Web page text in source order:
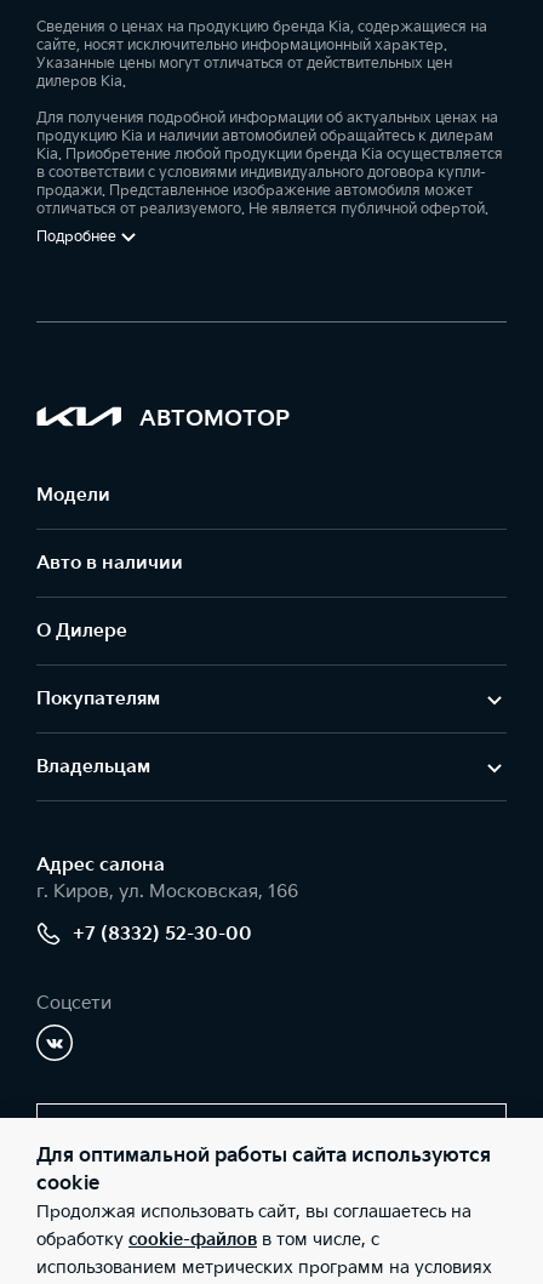
Сведения о ценах на продукцию бренда Kia, содержащиеся на
сайте, носят исключительно информационный характер.
Указанные цены могут отличаться от действительных цен
дилеров Kia.
Для получения подробной информации об актуальных ценах на
продукцию Kia и наличии автомобилей обращайтесь к дилерам
Kia. Приобретение любой продукции бренда Kia осуществляется
в соответствии с условиями индивидуального договора купли-
продажи. Представленное изображение автомобиля может
отличаться от реализуемого. Не является публичной офертой.
Подробнее
АВТОМОТОР
Модели
Авто в наличии
О Дилере
Покупателям
Владельцам
Адрес салонa
г. Киров, ул. Московская, 166
+7 (8332) 52-30-00
Соцсети
© 2026 Юридические лица ООО «Автомотор» (Фактический
адрес: г. Киров, ул. Московская, 166; Телефон: +7 (8332) 52-30-
00; ИНН: 4345338119; ОГРН: 1124345020359), ООО «Киа Россия
Для оптимальной работы сайта используются
cookie
Продолжая использовать сайт, вы соглашаетесь на
обработку cookie-файлов в том числе, с
использованием метрических программ на условиях